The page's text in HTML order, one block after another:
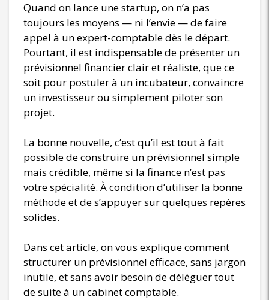
Quand on lance une startup, on n’a pas
toujours les moyens — ni l’envie — de faire
appel à un expert-comptable dès le départ.
Pourtant, il est indispensable de présenter un
prévisionnel financier clair et réaliste, que ce
soit pour postuler à un incubateur, convaincre
un investisseur ou simplement piloter son
projet.
La bonne nouvelle, c’est qu’il est tout à fait
possible de construire un prévisionnel simple
mais crédible, même si la finance n’est pas
votre spécialité. À condition d’utiliser la bonne
méthode et de s’appuyer sur quelques repères
solides.
Dans cet article, on vous explique comment
structurer un prévisionnel efficace, sans jargon
inutile, et sans avoir besoin de déléguer tout
de suite à un cabinet comptable.